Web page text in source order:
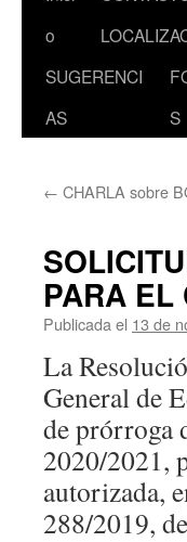
contenido
o
SUGERENCI
AS
S
← CHARLA sobre
PARA EL
Publicada el 13 de
La
General de
de prórroga
2020/2021,
autorizada,
288/2019,